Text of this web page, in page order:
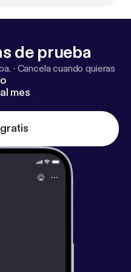
jaren lijkt het in
zelf mogen
wordt gemaakt door
en Hugo Noordman.
door Jonas van
volledig, maar wel
wel liefhebbers.
of zijn we iets
en laat het weten via
Je kunt
familie en
Daarmee steun je
en kunnen wij
maken. Dit kan op
Bangladesh - bye -
de prueba
· Cancela cuando quieras
mes